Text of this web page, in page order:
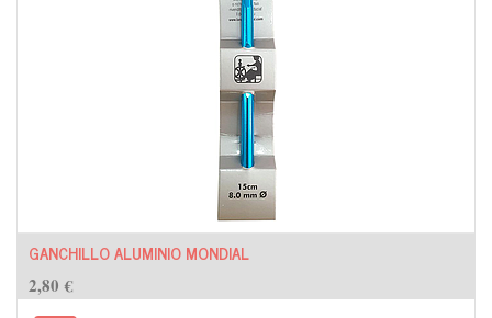
GANCHILLO ALUMINIO MONDIAL
2,80 €